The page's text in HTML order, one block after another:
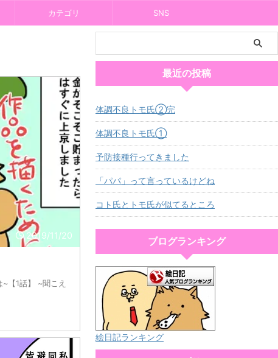
カテゴリ SNS
2019/11/20
【1話】 ~聞こえ
最近の投稿
体調不良トモ氏②完
体調不良トモ氏①
予防接種行ってきました
「パパ」って言っているけどね
コト氏とトモ氏が似てるところ
ブログランキング
絵日記ランキング